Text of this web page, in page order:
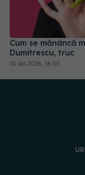
Cum se mănâncă
Dumitrescu, truc
01 ian 2026, 18:05